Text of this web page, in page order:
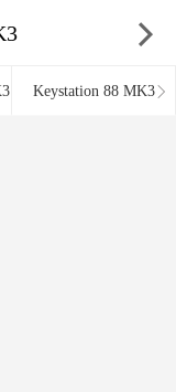
Keystation 88 MK3